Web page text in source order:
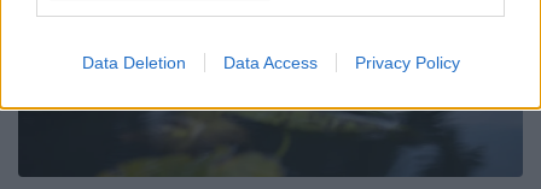
Data Deletion Data Access Privacy Policy